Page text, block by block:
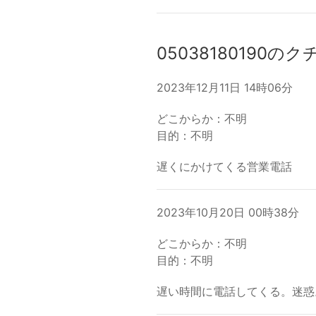
05038180190のク
2023年12月11日 14時06分
どこからか：不明
目的：不明
遅くにかけてくる営業電話
2023年10月20日 00時38分
どこからか：不明
目的：不明
遅い時間に電話してくる。迷惑